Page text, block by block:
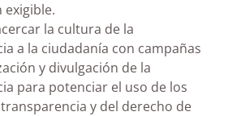
exigible.
la cultura de la
a la ciudadanía con campañas
y divulgación de la
para potenciar el uso de los
y del derecho de